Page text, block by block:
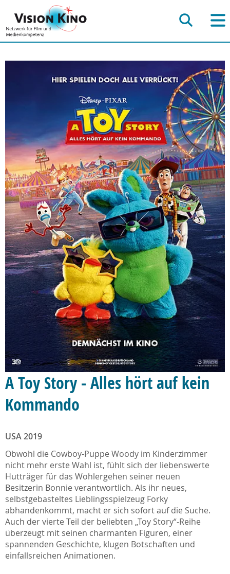
A Toy Story - Alles hört auf kein
Kommando
USA 2019
Obwohl die Cowboy-Puppe Woody im Kinderzimmer
nicht mehr erste Wahl ist, fühlt sich der liebenswerte
Hutträger für das Wohlergehen seiner neuen
Besitzerin Bonnie verantwortlich. Als ihr neues,
selbstgebasteltes Lieblingsspielzeug Forky
abhandenkommt, macht er sich sofort auf die Suche.
Auch der vierte Teil der beliebten „Toy Story“-Reihe
überzeugt mit seinen charmanten Figuren, einer
spannenden Geschichte, klugen Botschaften und
einfallsreichen Animationen.